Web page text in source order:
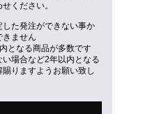
ください。
た発注ができない事か
きません
となる商品が多数です
場合など2年以内となる
りますようお願い致し